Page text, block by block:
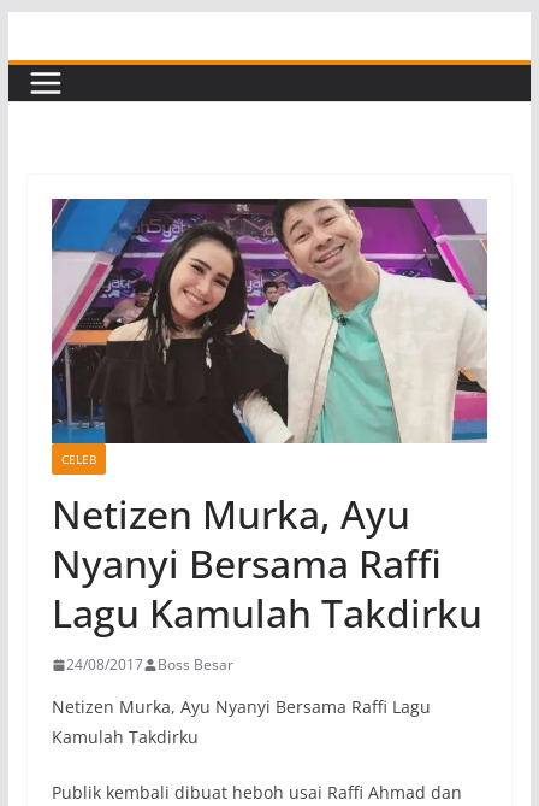
to
content
CELEB
Netizen Murka, Ayu
Nyanyi Bersama Raffi
Lagu Kamulah Takdirku
24/08/2017 Boss Besar
Netizen Murka, Ayu Nyanyi Bersama Raffi Lagu
Kamulah Takdirku
Publik kembali dibuat heboh usai Raffi Ahmad dan